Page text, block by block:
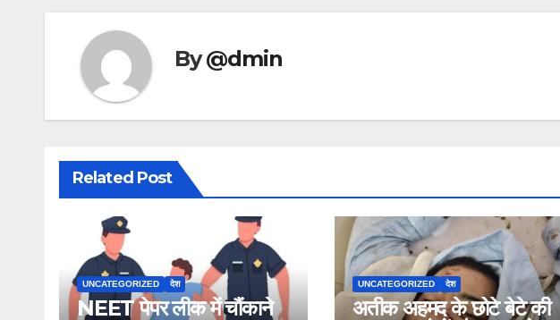
By@dmin
Related Post
UNCATEGORIZED देश
NEET पेपर लीक में चौंकाने
UNCATEGORIZED देश
अतीक अहमद के छोटे बेटे की